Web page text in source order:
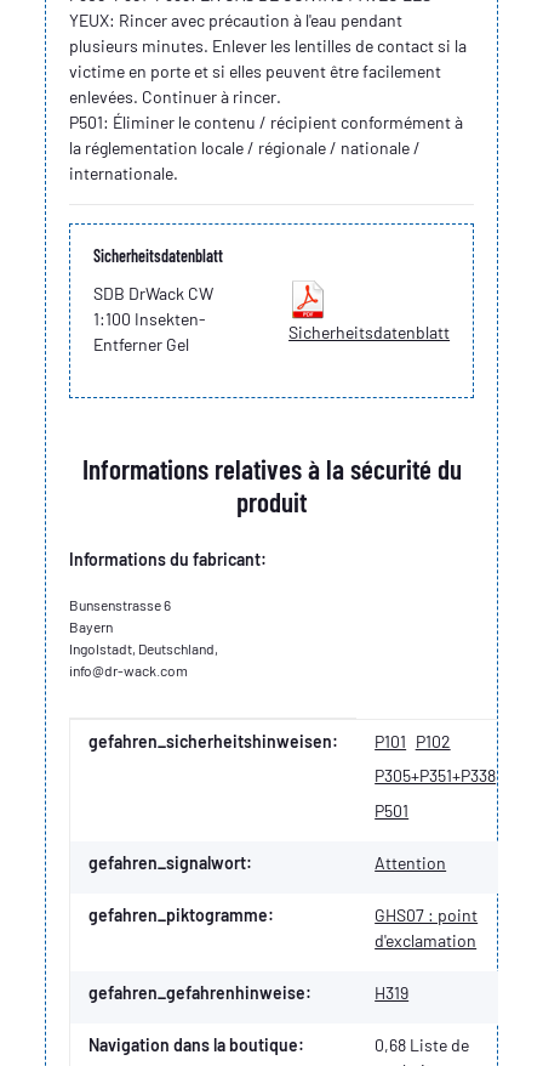
YEUX: Rincer avec précaution à l'eau pendant
plusieurs minutes. Enlever les lentilles de contact si la
victime en porte et si elles peuvent être facilement
enlevées. Continuer à rincer.
P501: Éliminer le contenu / récipient conformément à
la réglementation locale / régionale / nationale /
internationale.
Sicherheitsdatenblatt
SDB DrWack CW
1:100 Insekten-
Entferner Gel
Sicherheitsdatenblatt
Informations relatives à la sécurité du
produit
Informations du fabricant:
Bunsenstrasse 6
Bayern
Ingolstadt, Deutschland,
info@dr-wack.com
Valeur
Fabricant
gefahren_sicherheitshinweisen: P101 P102
P305+P351+P338
P501
gefahren_signalwort: Attention
gefahren_piktogramme:
GHS07 : point
d'exclamation
gefahren_gefahrenhinweise: H319
Navigation dans la boutique:
0,68 Liste de